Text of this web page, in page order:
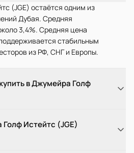
(JGE) остаётся одним из
Дубая. Средняя
3,4%. Средняя цена
стабильным
из РФ, СНГ и Европы.
в Джумейра Голф
Истейтс (JGE)